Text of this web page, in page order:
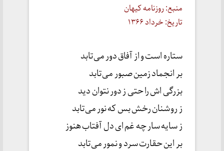
منبع: روزنامه کیهان
تاریخ: خرداد ۱۳۶۶
ستاره است و از آفاق دور می‌تابد
بر انجماد زمین صبور می‌تابد
بزرگی اش را حتی ز دور نتوان دید
ز روشنان رخش بس که نور می‌تابد
ز سایه سار چه غم ای دل آفتاب هنوز
بر این حقارت سرد و نمور می‌تابد